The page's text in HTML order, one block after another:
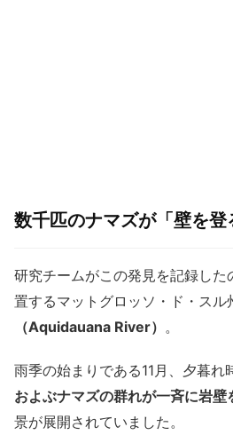
数千匹のナマズが「壁を登
研究チームがこの発見を記録した
置するマットグロッソ・ド・スル
（Aquidauana River） 。
雨季の始まりである11月、夕暮れ
およぶナマズの群れが一斉に岩壁
景が展開されていました。